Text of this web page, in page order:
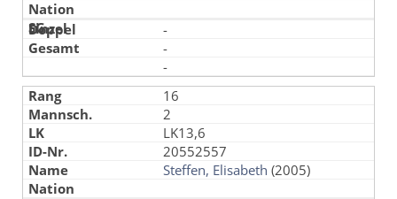
-
-
-
16
2
LK13,6
20552557
Steffen, Elisabeth (2005)